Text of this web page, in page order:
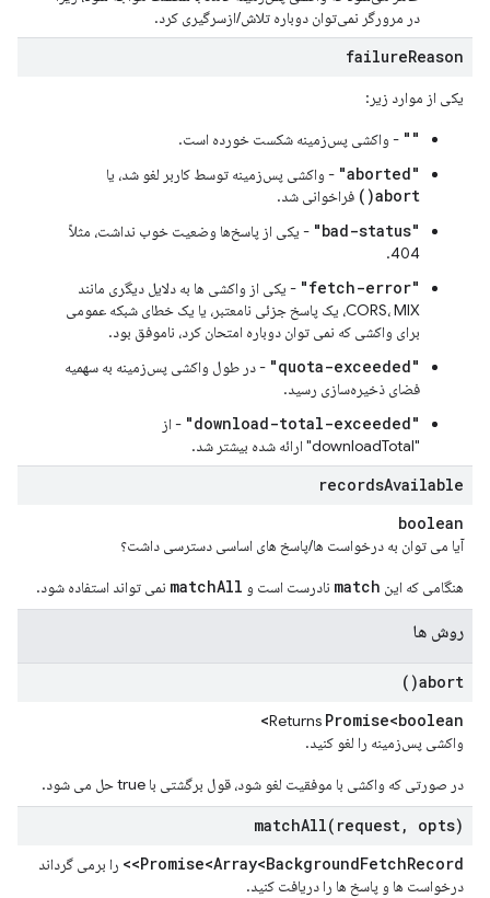
در مرورگر نمی‌توان دوباره تلاش/ازسرگیری کرد.
failureReason
یکی از موارد زیر:
"" - واکشی پس‌زمینه شکست خورده است.
"aborted" - واکشی پس‌زمینه توسط کاربر لغو شد، یا
abort() فراخوانی شد.
"bad-status"
- یکی از پاسخ‌ها وضعیت خوب نداشت، مثلاً
404.
"fetch-error"
- یکی از واکشی ها به دلایل دیگری مانند
CORS، MIX، یک پاسخ جزئی نامعتبر، یا یک خطای شبکه عمومی
برای واکشی که نمی توان دوباره امتحان کرد، ناموفق بود.
"quota-exceeded"
- در طول واکشی پس‌زمینه به سهمیه
فضای ذخیره‌سازی رسید.
"download-total-exceeded"
- از
"downloadTotal" ارائه شده بیشتر شد.
recordsAvailable
boolean
آیا می توان به درخواست ها/پاسخ های اساسی دسترسی داشت؟
هنگامی که این match نادرست است و matchAll نمی تواند استفاده شود.
روش ها
abort(
)
Returns Promise<boolean>
واکشی پس‌زمینه را لغو کنید.
در صورتی که واکشی با موفقیت لغو شود، قول برگشتی با true حل می شود.
matchAll( request,
opts)
Promise<Array<BackgroundFetchRecord>>
را برمی گرداند
درخواست ها و پاسخ ها را دریافت کنید.